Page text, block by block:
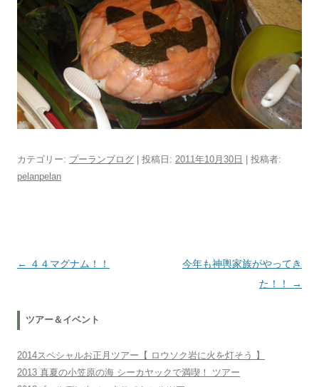
カテゴリー: プーランブログ | 投稿日: 2011年10月30日
投稿者:
pelanpelan
投稿ナビゲーション
← ４４マグナム！！
今年も神輿家族がやってき
た！！
→
ツアー＆イベント
2014スペシャルお正月ツアー【 ロウソク岩に火を灯そう 】
2013 真夏の小笠原の海 シーカヤックで満喫！ ツアー